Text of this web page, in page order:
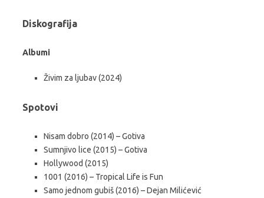
Diskografija
Albumi
Živim za ljubav (2024)
Spotovi
Nisam dobro (2014) – Gotiva
Sumnjivo lice (2015) – Gotiva
Hollywood (2015)
1001 (2016) – Tropical Life is Fun
Samo jednom gubiš (2016) – Dejan Milićević